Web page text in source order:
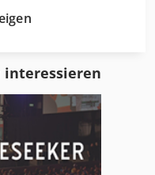
interessieren